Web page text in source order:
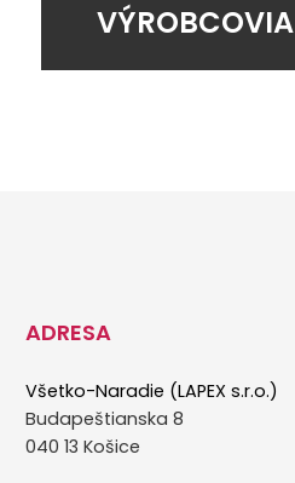
VÝROBCOVIA
ADRESA
Všetko-Naradie (LAPEX s.r.o.)
Budapeštianska 8
040 13 Košice